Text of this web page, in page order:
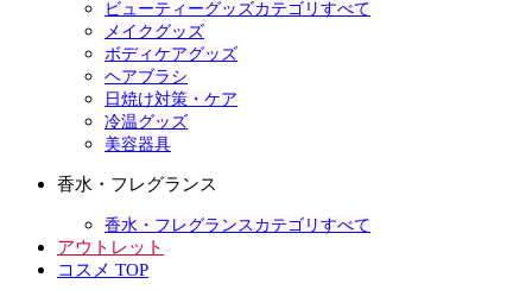
ビューティーグッズカテゴリすべて
メイクグッズ
ボディケアグッズ
ヘアブラシ
日焼け対策・ケア
冷温グッズ
美容器具
香水・フレグランス
香水・フレグランスカテゴリすべて
アウトレット
コスメ TOP